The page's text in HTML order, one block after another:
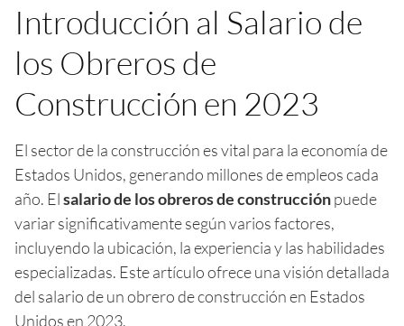
Introducción al Salario de
los Obreros de
Construcción en 2023
El sector de la construcción es vital para la economía de
Estados Unidos, generando millones de empleos cada
año. Elsalario de los obreros de construcciónpuede
variar significativamente según varios factores,
incluyendo la ubicación, la experiencia y las habilidades
especializadas. Este artículo ofrece una visión detallada
del salario de un obrero de construcción en Estados
Unidos en 2023.